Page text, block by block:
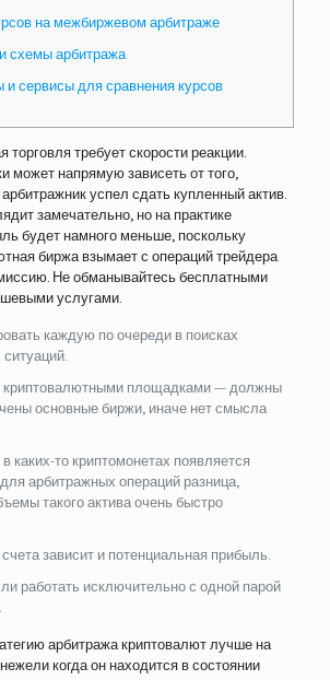
на межбиржевом арбитраже
схемы арбитража
и сервисы для сравнения курсов
торговля требует скорости реакции.
может напрямую зависеть от того,
успел сдать купленный актив.
замечательно, но на практике
будет намного меньше, поскольку
биржа взымает с операций трейдера
Не обманывайтесь бесплатными
услугами.
каждую по очереди в поисках
криптовалютными площадками — должны
основные биржи, иначе нет смысла
каких-то криптомонетах появляется
арбитражных операций разница,
такого актива очень быстро
зависит и потенциальная прибыль.
работать исключительно с одной парой
арбитража криптовалют лучше на
когда он находится в состоянии